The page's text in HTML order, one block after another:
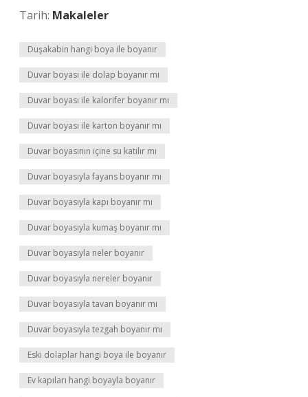
Tarih: Makaleler
Duşakabin hangi boya ile boyanır
Duvar boyası ile dolap boyanır mı
Duvar boyası ile kalorifer boyanır mı
Duvar boyası ile karton boyanır mı
Duvar boyasının içine su katılır mı
Duvar boyasıyla fayans boyanır mı
Duvar boyasıyla kapı boyanır mı
Duvar boyasıyla kumaş boyanır mı
Duvar boyasıyla neler boyanır
Duvar boyasıyla nereler boyanır
Duvar boyasıyla tavan boyanır mı
Duvar boyasıyla tezgah boyanır mı
Eski dolaplar hangi boya ile boyanır
Ev kapıları hangi boyayla boyanır